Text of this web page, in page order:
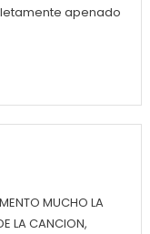
apenado
MUCHO LA
LA CANCION,